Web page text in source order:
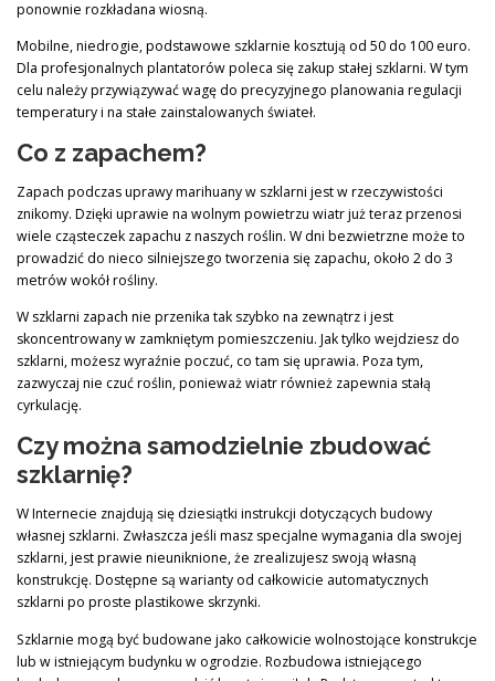
ponownie rozkładana wiosną.
Mobilne, niedrogie, podstawowe szklarnie kosztują od 50 do 100 euro.
Dla profesjonalnych plantatorów poleca się zakup stałej szklarni. W tym
celu należy przywiązywać wagę do precyzyjnego planowania regulacji
temperatury i na stałe zainstalowanych świateł.
Co z zapachem?
Zapach podczas uprawy marihuany w szklarni jest w rzeczywistości
znikomy. Dzięki uprawie na wolnym powietrzu wiatr już teraz przenosi
wiele cząsteczek zapachu z naszych roślin. W dni bezwietrzne może to
prowadzić do nieco silniejszego tworzenia się zapachu, około 2 do 3
metrów wokół rośliny.
W szklarni zapach nie przenika tak szybko na zewnątrz i jest
skoncentrowany w zamkniętym pomieszczeniu. Jak tylko wejdziesz do
szklarni, możesz wyraźnie poczuć, co tam się uprawia. Poza tym,
zazwyczaj nie czuć roślin, ponieważ wiatr również zapewnia stałą
cyrkulację.
Czy można samodzielnie zbudować
szklarnię?
W Internecie znajdują się dziesiątki instrukcji dotyczących budowy
własnej szklarni. Zwłaszcza jeśli masz specjalne wymagania dla swojej
szklarni, jest prawie nieuniknione, że zrealizujesz swoją własną
konstrukcję. Dostępne są warianty od całkowicie automatycznych
szklarni po proste plastikowe skrzynki.
Szklarnie mogą być budowane jako całkowicie wolnostojące konstrukcje
lub w istniejącym budynku w ogrodzie. Rozbudowa istniejącego